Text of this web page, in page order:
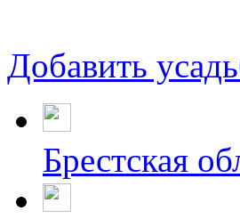
Добавить
Брестская